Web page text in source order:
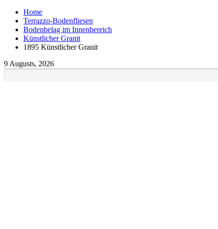
Home
Terrazzo-Bodenfliesen
Bodenbelag im Innenbereich
Künstlicher Granit
1895 Künstlicher Granit
9 Augusts, 2026